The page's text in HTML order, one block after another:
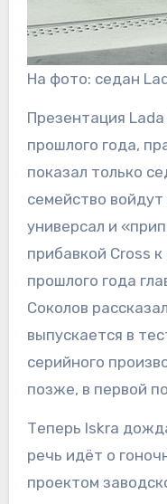
На фото: седан
Презентация
прошлого года,
показал только
семейство
универсал и
прибавкой Cross
прошлого года
Соколов
выпускается в
серийного
позже, в первой
Теперь Iskra
речь идёт о
проектом